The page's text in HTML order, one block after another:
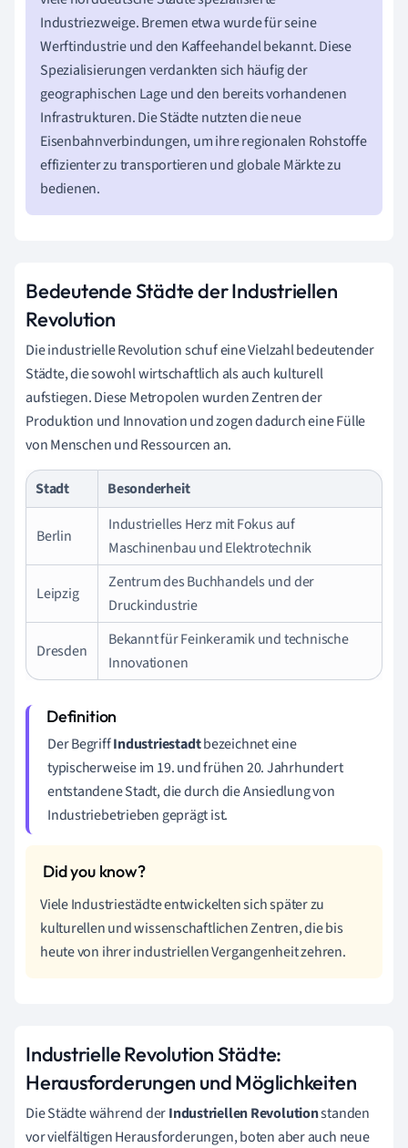
Industriezweige. Bremen etwa wurde für seine
Werftindustrie und den Kaffeehandel bekannt. Diese
Spezialisierungen verdankten sich häufig der
geographischen Lage und den bereits vorhandenen
Infrastrukturen. Die Städte nutzten die neue
Eisenbahnverbindungen, um ihre regionalen Rohstoffe
effizienter zu transportieren und globale Märkte zu
bedienen.
Bedeutende Städte der Industriellen
Revolution
Die industrielle Revolution schuf eine Vielzahl bedeutender
Städte, die sowohl wirtschaftlich als auch kulturell
aufstiegen. Diese Metropolen wurden Zentren der
Produktion und Innovation und zogen dadurch eine Fülle
von Menschen und Ressourcen an.
Stadt Besonderheit
Berlin
Industrielles Herz mit Fokus auf
Maschinenbau und Elektrotechnik
Leipzig
Zentrum des Buchhandels und der
Druckindustrie
Dresden
Bekannt für Feinkeramik und technische
Innovationen
Der BegriffIndustriestadtbezeichnet eine
typischerweise im 19. und frühen 20. Jahrhundert
entstandene Stadt, die durch die Ansiedlung von
Industriebetrieben geprägt ist.
Viele Industriestädte entwickelten sich später zu
kulturellen und wissenschaftlichen Zentren, die bis
heute von ihrer industriellen Vergangenheit zehren.
Industrielle Revolution Städte:
Herausforderungen und Möglichkeiten
Die Städte während derIndustriellen Revolutionstanden
vor vielfältigen Herausforderungen, boten aber auch neue